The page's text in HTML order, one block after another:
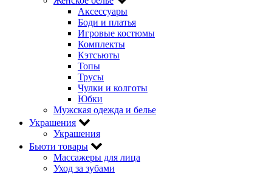
Аксессуары
Боди и платья
Игровые костюмы
Комплекты
Кэтсьюты
Топы
Трусы
Чулки и колготы
Юбки
Мужская одежда и белье
Украшения
Украшения
Бьюти товары
Массажеры для лица
Уход за зубами